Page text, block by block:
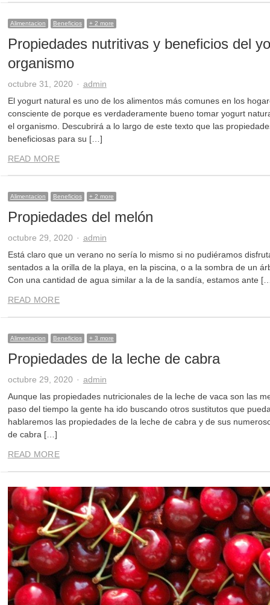
Alimentacion Beneficios + 2 more
Propiedades nutritivas y beneficios del
organismo
octubre 31, 2020 Author
admin
El yogurt natural es uno de los alimentos más comunes en los
consciente de porque es verdaderamente bueno tomar yogurt
el organismo. Descubrirá a lo largo de este texto que las
beneficiosas para su […]
READ MORE
Alimentacion Beneficios + 2 more
Propiedades del melón
octubre 29, 2020 Author
admin
Está claro que un verano no sería lo mismo si no pudiéramos
sentados a la orilla de la playa, en la piscina, o a la sombra de un
Con una cantidad de agua similar a la de la sandía, estamos ante
READ MORE
Alimentacion Beneficios + 3 more
Propiedades de la leche de cabra
octubre 29, 2020 Author
admin
Aunque las propiedades nutricionales de la leche de vaca son las
paso del tiempo la gente ha ido buscando otros sustitutos que
hablaremos las propiedades de la leche de cabra y de sus
de cabra […]
READ MORE